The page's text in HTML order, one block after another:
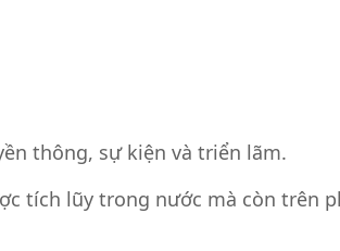
thông, sự kiện và triển lãm.
tích lũy trong nước mà còn trên